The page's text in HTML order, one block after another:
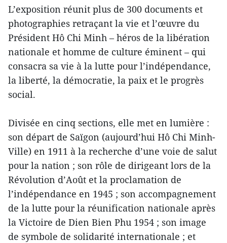
L’exposition réunit plus de 300 documents et
photographies retraçant la vie et l’œuvre du
Président Hô Chi Minh – héros de la libération
nationale et homme de culture éminent – qui
consacra sa vie à la lutte pour l’indépendance,
la liberté, la démocratie, la paix et le progrès
social.
Divisée en cinq sections, elle met en lumière :
son départ de Saïgon (aujourd’hui Hô Chi Minh-
Ville) en 1911 à la recherche d’une voie de salut
pour la nation ; son rôle de dirigeant lors de la
Révolution d’Août et la proclamation de
l’indépendance en 1945 ; son accompagnement
de la lutte pour la réunification nationale après
la Victoire de Dien Bien Phu 1954 ; son image
de symbole de solidarité internationale ; et